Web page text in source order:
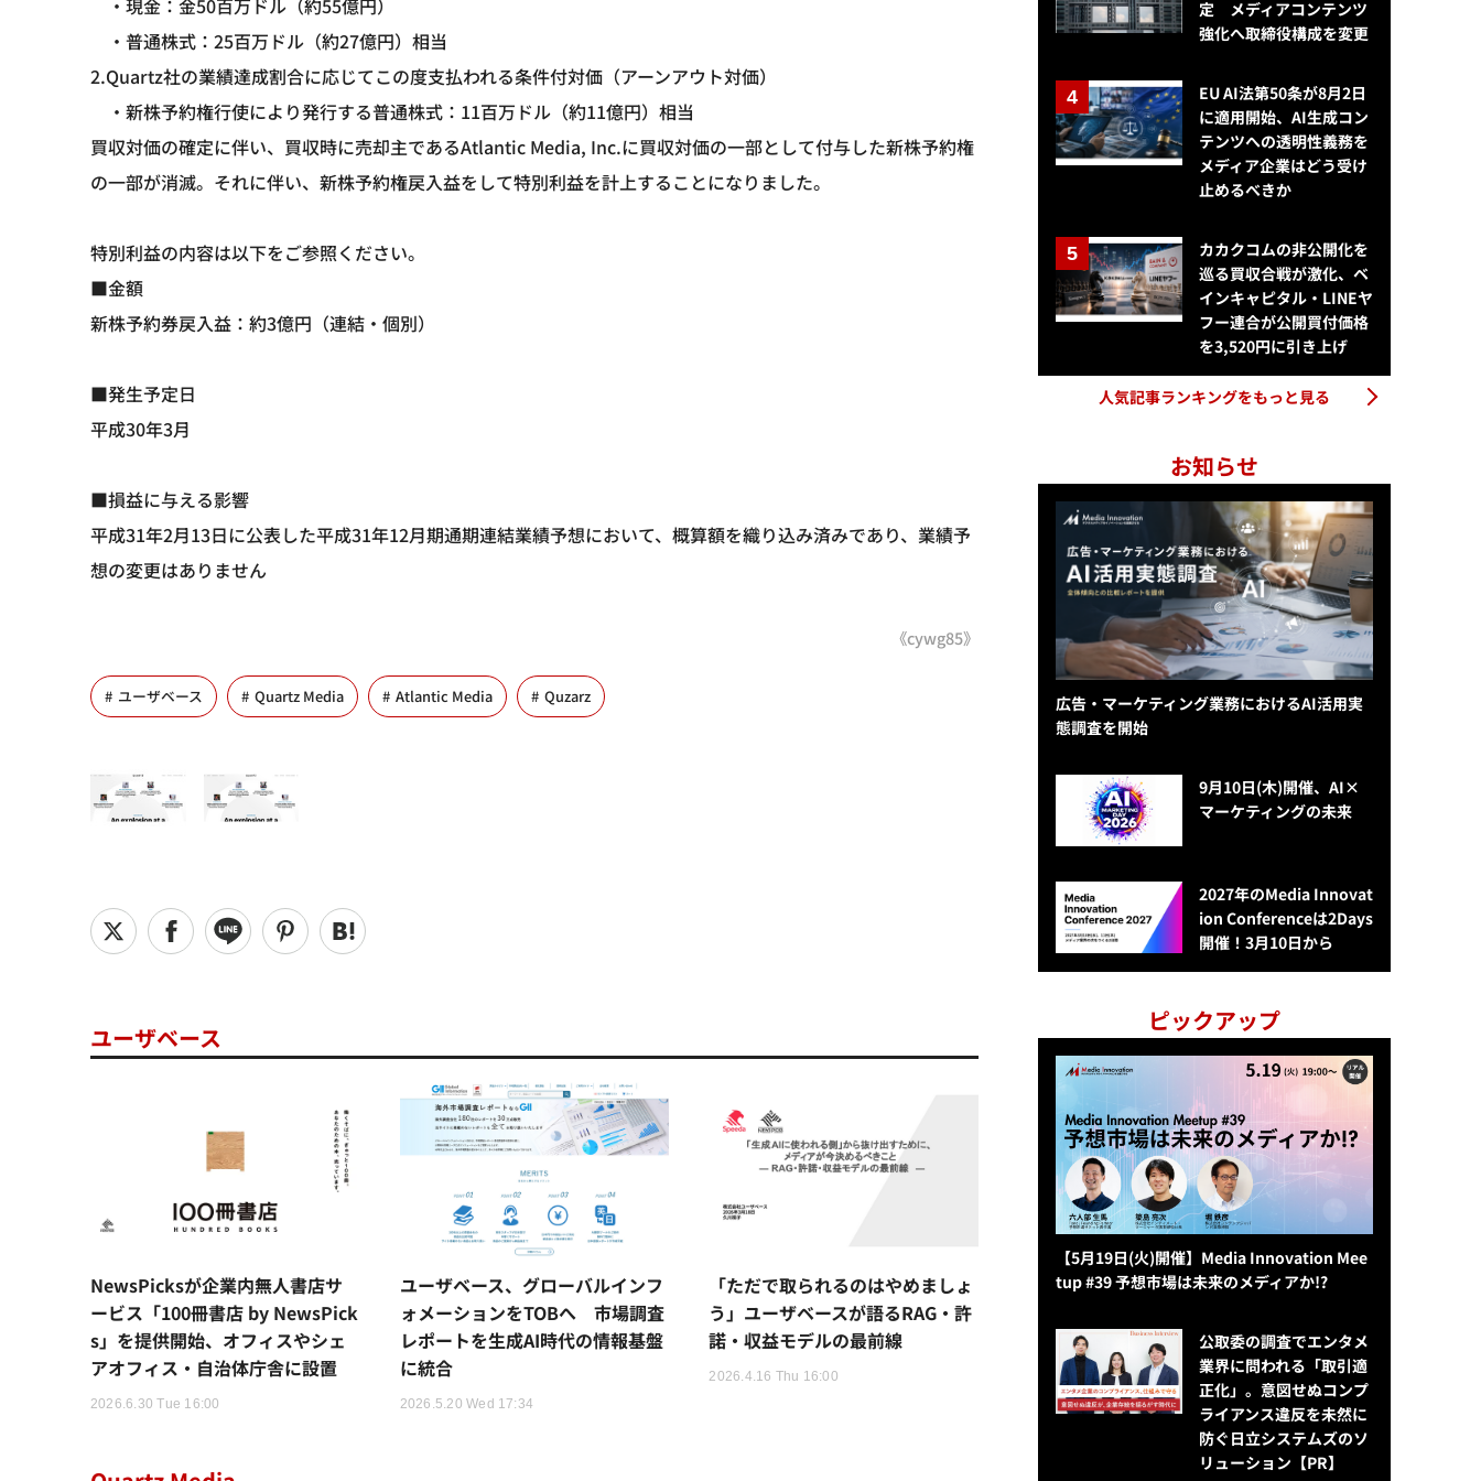
・現金：金50百万ドル（約55億円）
・普通株式：25百万ドル（約27億円）相当
2.Quartz社の業績達成割合に応じてこの度支払われる条件付対価（アーンアウト対価）
・新株予約権行使により発行する普通株式：11百万ドル（約11億円）相当
買収対価の確定に伴い、買収時に売却主であるAtlantic Media, Inc.に買収対価の一部として付与した新株予約権
の一部が消滅。それに伴い、新株予約権戻入益をして特別利益を計上することになりました。
特別利益の内容は以下をご参照ください。
■金額
新株予約券戻入益：約3億円（連結・個別）
■発生予定日
平成30年3月
■損益に与える影響
平成31年2月13日に公表した平成31年12月期通期連結業績予想において、概算額を織り込み済みであり、業績予
想の変更はありません
《cywg85》
ユーザベース Quartz Media Atlantic Media Quzarz
ユーザベース
NewsPicksが企業内無人書店サ
ービス「100冊書店 by NewsPick
s」を提供開始、オフィスやシェ
アオフィス・自治体庁舎に設置
2026.6.30 Tue 16:00
ユーザベース、グローバルインフ
ォメーションをTOBへ 市場調査
レポートを生成AI時代の情報基盤
に統合
2026.5.20 Wed 17:34
「ただで取られるのはやめましょ
う」ユーザベースが語るRAG・許
諾・収益モデルの最前線
2026.4.16 Thu 16:00
定 メディアコンテンツ
強化へ取締役構成を変更
EU AI法第50条が8月2日
に適用開始、AI生成コン
テンツへの透明性義務を
メディア企業はどう受け
止めるべきか
カカクコムの非公開化を
巡る買収合戦が激化、ベ
インキャピタル・LINEヤ
フー連合が公開買付価格
を3,520円に引き上げ
人気記事ランキングをもっと見る
お知らせ
広告・マーケティング業務におけるAI活用実
態調査を開始
9月10日(木)開催、AI×
マーケティングの未来
2027年のMedia Innovat
ion Conferenceは2Days
開催！3月10日から
ピックアップ
【5月19日(火)開催】Media Innovation Mee
tup #39 予想市場は未来のメディアか!?
公​​取委の調査でエンタメ
業界に問われる「取引適
正化」。意図せぬコンプ
ライアンス違反を未然に
防ぐ日立システムズのソ
リューション​【PR】